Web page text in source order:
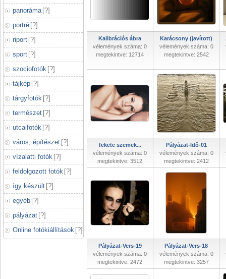
panoráma [?]
portré [?]
riport [?]
sport [?]
szociofotók [?]
tájkép [?]
tárgyfotók [?]
természet [?]
utcaifotók [?]
város, építészet [?]
vízalatti fotók [?]
feldolgozott fotók [?]
így készült [?]
egyéb [?]
pályázat [?]
Online fotókiállítások [?]
Kalibrációs ábra
vélemények száma: 0
megtekintve: 12714
Karácsony (javított)
vélemények száma: 0
megtekintve: 2542
fekete szemek...
vélemények száma: 0
megtekintve: 3512
Pályázat-Idő-01
vélemények száma: 0
megtekintve: 2412
Pályázat-Vers-19
vélemények száma: 0
megtekintve: 2472
Pályázat-Vers-18
vélemények száma: 0
megtekintve: 3257